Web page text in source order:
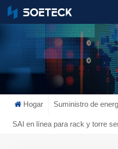
What Are You
Hogar Suministro de
SAI en línea para rack y torre